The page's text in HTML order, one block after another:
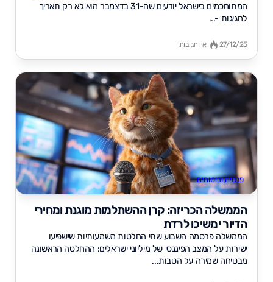
המתוחכמים בישראל יודעים שה-31 בדצמבר הוא לא רק תאריך
לחגיגות -...
27/12/25 אין תגובות
פנסיה וביטוחים
הממשלה הכריזה: קרן ההשתלמות מוגנת ומחירי
הדיור ימשיכו לרדת
הממשלה פרסמה השבוע שתי החלטות משמעותיות שישפיעו
ישירות על המצב הפיננסי של מיליוני ישראלים: ההחלטה הראשונה
מבטיחה שמירה על הטבות...